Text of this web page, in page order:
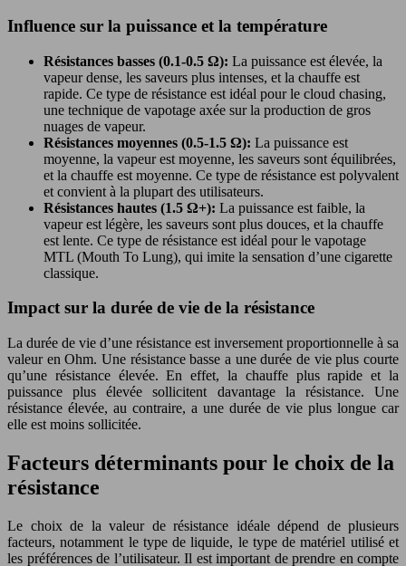
Influence sur la puissance et la température
Résistances basses (0.1-0.5 Ω): La puissance est élevée, la
vapeur dense, les saveurs plus intenses, et la chauffe est
rapide. Ce type de résistance est idéal pour le cloud chasing,
une technique de vapotage axée sur la production de gros
nuages de vapeur.
Résistances moyennes (0.5-1.5 Ω): La puissance est
moyenne, la vapeur est moyenne, les saveurs sont équilibrées,
et la chauffe est moyenne. Ce type de résistance est polyvalent
et convient à la plupart des utilisateurs.
Résistances hautes (1.5 Ω+): La puissance est faible, la
vapeur est légère, les saveurs sont plus douces, et la chauffe
est lente. Ce type de résistance est idéal pour le vapotage
MTL (Mouth To Lung), qui imite la sensation d’une cigarette
classique.
Impact sur la durée de vie de la résistance
La durée de vie d’une résistance est inversement proportionnelle à sa
valeur en Ohm. Une résistance basse a une durée de vie plus courte
qu’une résistance élevée. En effet, la chauffe plus rapide et la
puissance plus élevée sollicitent davantage la résistance. Une
résistance élevée, au contraire, a une durée de vie plus longue car
elle est moins sollicitée.
Facteurs déterminants pour le choix de la
résistance
Le choix de la valeur de résistance idéale dépend de plusieurs
facteurs, notamment le type de liquide, le type de matériel utilisé et
les préférences de l’utilisateur. Il est important de prendre en compte